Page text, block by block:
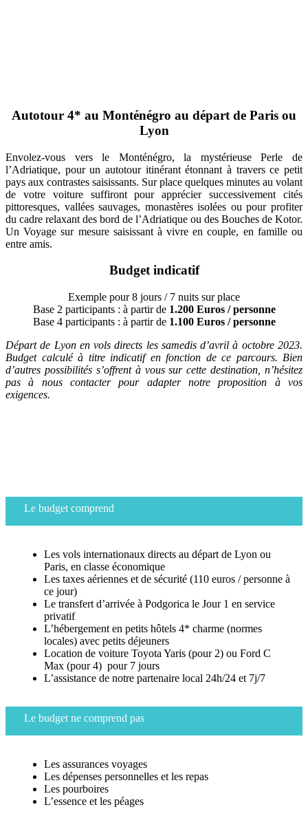
Autotour 4* au Monténégro au départ de Paris ou
Lyon
Envolez-vous vers le Monténégro, la mystérieuse Perle de
l’Adriatique, pour un autotour itinérant étonnant à travers ce petit
pays aux contrastes saisissants. Sur place quelques minutes au volant
de votre voiture suffiront pour apprécier successivement cités
pittoresques, vallées sauvages, monastères isolées ou pour profiter
du cadre relaxant des bord de l’Adriatique ou des Bouches de Kotor.
Un Voyage sur mesure saisissant à vivre en couple, en famille ou
entre amis.
Budget indicatif
Exemple pour 8 jours / 7 nuits sur place
Base 2 participants : à partir de1.200 Euros / personne
Base 4 participants : à partir de 1.100 Euros / personne
Départ de Lyon en vols directs les samedis d’avril à octobre 2023.
Budget calculé à titre indicatif en fonction de ce parcours. Bien
d’autres possibilités s’offrent à vous sur cette destination, n’hésitez
pas à nous contacter pour adapter notre proposition à vos
exigences.
Le budget comprend
Les vols internationaux directs au départ de Lyon ou
Paris, en classe économique
Les taxes aériennes et de sécurité (110 euros / personne à
ce jour)
Le transfert d’arrivée à Podgorica le Jour 1 en service
privatif
L’hébergement en petits hôtels 4* charme (normes
locales) avec petits déjeuners
Location de voiture Toyota Yaris (pour 2) ou Ford C
Max (pour 4) pour 7 jours
L’assistance de notre partenaire local 24h/24 et 7j/7
Le budget ne comprend pas
Les assurances voyages
Les dépenses personnelles et les repas
Les pourboires
L’essence et les péages